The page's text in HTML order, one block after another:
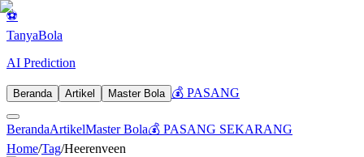
⚽
TanyaBola
AI Prediction
Beranda Artikel Master Bola 💰 PASANG
BerandaArtikelMaster Bola💰 PASANG SEKARANG
Home/Tag/Heerenveen